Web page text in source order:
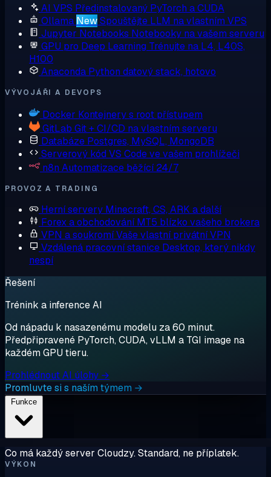
AI VPS Předinstalovaný PyTorch a CUDA
Ollama NewSpouštějte LLM na vlastním VPS
Jupyter Notebooks Notebooky na vašem serveru
GPU pro Deep Learning Trénujte na L4, L40S,
H100
Anaconda Python datový stack, hotovo
VÝVOJÁŘI A DEVOPS
Docker Kontejnery s root přístupem
GitLab Git + CI/CD na vlastním serveru
Databáze Postgres, MySQL, MongoDB
Serverový kód VS Code ve vašem prohlížeči
n8n Automatizace běžící 24/7
PROVOZ A TRADING
Herní servery Minecraft, CS, ARK a další
Forex a obchodování MT5 blízko vašeho brokera
VPN a soukromíVaše vlastní privátní VPN
Vzdálená pracovní stanice Desktop, který nikdy
nespí
Řešení
Trénink a inference AI
Od nápadu k nasazenému modelu za 60 minut.
Předpřipravené PyTorch, CUDA, vLLM a TGI image na
každém GPU tieru.
Prohlédnout AI úlohy →
Promluvte si s naším týmem →
Co má každý server Cloudzy. Standard, ne příplatek.
VÝKON